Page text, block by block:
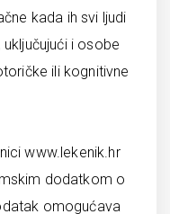
kada ih svi ljudi
i osobe
ili kognitivne
www.lekenik.hr
dodatkom o
omogućava